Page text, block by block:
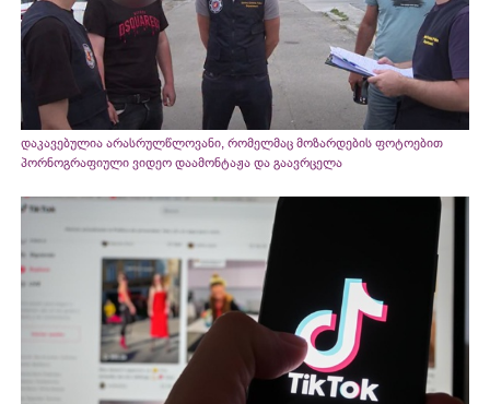
დაკავებულია არასრულწლოვანი, რომელმაც მოზარდების ფოტოებით
პორნოგრაფიული ვიდეო დაამონტაჟა და გაავრცელა